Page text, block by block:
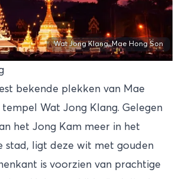
Wat Jong Klang, Mae Hong Son
bekende plekken van Mae
tempel Wat Jong Klang. Gelegen
het Jong Kam meer in het
stad, ligt deze wit met gouden
is voorzien van prachtige